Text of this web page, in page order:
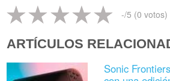
-/5 (0 votos)
ARTÍCULOS
Sonic